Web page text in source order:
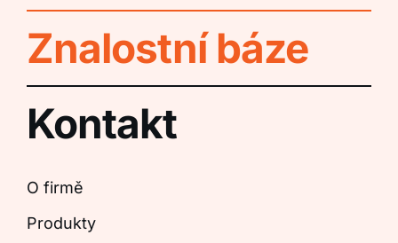
Znalostní báze
Kontakt
O firmě
Produkty